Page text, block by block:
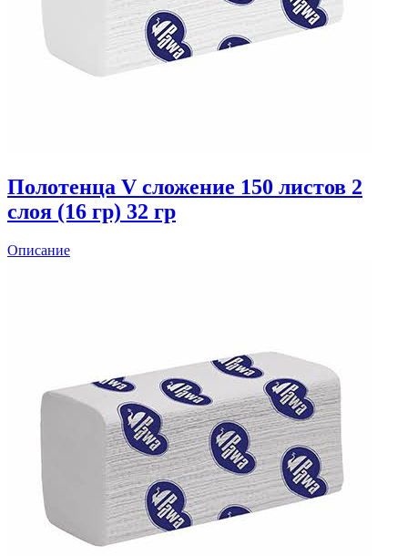
Полотенца V сложение 150 листов 2
слоя (16 гр) 32 гр
Описание